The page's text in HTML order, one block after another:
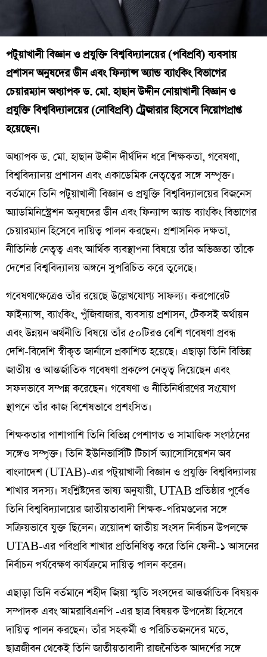
পটুয়াখালী বিজ্ঞান ও প্রযুক্তি বিশ্ববিদ্যালয়ের (পবিপ্রবি) ব্যবসায়
প্রশাসন অনুষদের ডীন এবং ফিন্যান্স অ্যান্ড ব্যাংকিং বিভাগের
চেয়ারম্যান অধ্যাপক ড. মো. হাছান উদ্দীন নোয়াখালী বিজ্ঞান ও
প্রযুক্তি বিশ্ববিদ্যালয়ের (নোবিপ্রবি) ট্রেজারার হিসেবে নিয়োগপ্রাপ্ত
হয়েছেন।
অধ্যাপক ড. মো. হাছান উদ্দীন দীর্ঘদিন ধরে শিক্ষকতা, গবেষণা,
বিশ্ববিদ্যালয় প্রশাসন এবং একাডেমিক নেতৃত্বের সঙ্গে সম্পৃক্ত।
বর্তমানে তিনি পটুয়াখালী বিজ্ঞান ও প্রযুক্তি বিশ্ববিদ্যালয়ের বিজনেস
অ্যাডমিনিস্ট্রেশন অনুষদের ডীন এবং ফিন্যান্স অ্যান্ড ব্যাংকিং বিভাগের
চেয়ারম্যান হিসেবে দায়িত্ব পালন করছেন। প্রশাসনিক দক্ষতা,
নীতিনিষ্ঠ নেতৃত্ব এবং আর্থিক ব্যবস্থাপনা বিষয়ে তাঁর অভিজ্ঞতা তাঁকে
দেশের বিশ্ববিদ্যালয় অঙ্গনে সুপরিচিত করে তুলেছে।
গবেষণাক্ষেত্রেও তাঁর রয়েছে উল্লেখযোগ্য সাফল্য। করপোরেট
ফাইন্যান্স, ব্যাংকিং, পুঁজিবাজার, ব্যবসায় প্রশাসন, টেকসই অর্থায়ন
এবং উন্নয়ন অর্থনীতি বিষয়ে তাঁর ৫০টিরও বেশি গবেষণা প্রবন্ধ
দেশি-বিদেশি স্বীকৃত জার্নালে প্রকাশিত হয়েছে। এছাড়া তিনি বিভিন্ন
জাতীয় ও আন্তর্জাতিক গবেষণা প্রকল্পে নেতৃত্ব দিয়েছেন এবং
সফলভাবে সম্পন্ন করেছেন। গবেষণা ও নীতিনির্ধারণের সংযোগ
স্থাপনে তাঁর কাজ বিশেষভাবে প্রশংসিত।
শিক্ষকতার পাশাপাশি তিনি বিভিন্ন পেশাগত ও সামাজিক সংগঠনের
সঙ্গেও সম্পৃক্ত। তিনি ইউনিভার্সিটি টিচার্স অ্যাসোসিয়েশন অব
বাংলাদেশ (UTAB)-এর পটুয়াখালী বিজ্ঞান ও প্রযুক্তি বিশ্ববিদ্যালয়
শাখার সদস্য। সংশ্লিষ্টদের ভাষ্য অনুযায়ী, UTAB প্রতিষ্ঠার পূর্বেও
তিনি বিশ্ববিদ্যালয়ের জাতীয়তাবাদী শিক্ষক-পরিমণ্ডলের সঙ্গে
সক্রিয়ভাবে যুক্ত ছিলেন। ত্রয়োদশ জাতীয় সংসদ নির্বাচন উপলক্ষে
UTAB-এর পবিপ্রবি শাখার প্রতিনিধিত্ব করে তিনি ফেনী-১ আসনের
নির্বাচন পর্যবেক্ষণ কার্যক্রমে দায়িত্ব পালন করেন।
এছাড়া তিনি বর্তমানে শহীদ জিয়া স্মৃতি সংসদের আন্তর্জাতিক বিষয়ক
সম্পাদক এবং আমরাবিএনপি -এর ছাত্র বিষয়ক উপদেষ্টা হিসেবে
দায়িত্ব পালন করছেন। তাঁর সহকর্মী ও পরিচিতজনদের মতে,
ছাত্রজীবন থেকেই তিনি জাতীয়তাবাদী রাজনৈতিক আদর্শের সঙ্গে